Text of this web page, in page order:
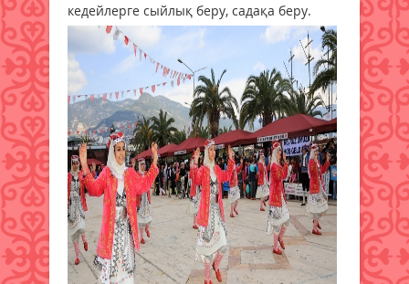
кедейлерге сыйлық беру, садақа беру.